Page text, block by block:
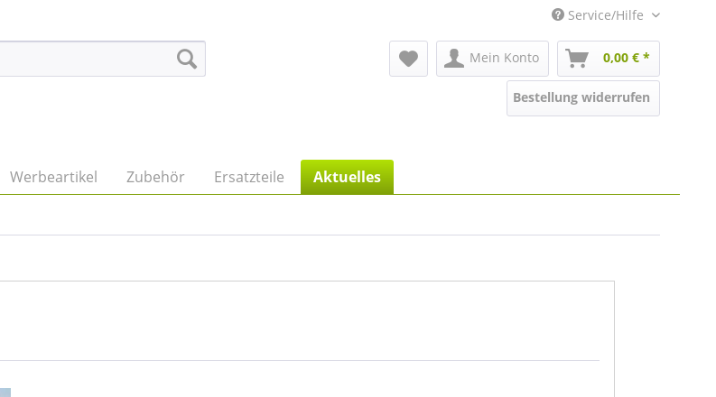
Service/Hilfe
Mein Konto 0,00 € *
Bestellung widerrufen
Werbeartikel Zubehör Ersatzteile Aktuelles